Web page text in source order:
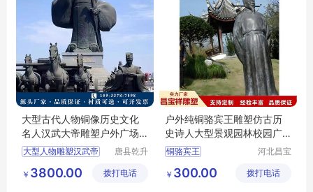
大型古代人物铜像历史文化
名人汉武大帝雕塑户外广场
景观摆件
大型人物雕塑汉武帝
唐县乾升
品销售有
￥ 3800.00 拨打电话
户外纯铜骆宾王雕塑仿古历
史诗人大型景观园林校园广
场铜像摆件
铜骆宾王
河北昌宝
艺品制造
￥ 300.00 拨打电话